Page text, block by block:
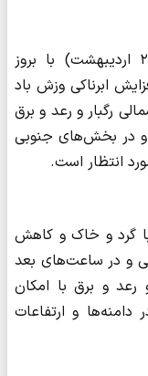
مهر در خبری نوشت:تا روز یکشنبه (۲۷ اردیبهشت) با بروز
ابرناکی وزش باد
رگبار و رعد و برق
و در بخش‌های جنوبی
انتظار است.
گرد و خاک و کاهش
و در ساعت‌های بعد
و برق با امکان
و ارتفاعات